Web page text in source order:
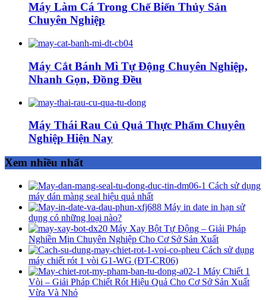
Máy Làm Cá Trong Chế Biến Thủy Sản
Chuyên Nghiệp
Máy Cắt Bánh Mì Tự Động Chuyên Nghiệp,
Nhanh Gọn, Đồng Đều
Máy Thái Rau Củ Quả Thực Phẩm Chuyên
Nghiệp Hiện Nay
Xem nhiều nhất
Cách sử dụng
máy dán màng seal hiệu quả nhất
Máy in date in hạn sử
dụng có những loại nào?
Máy Xay Bột Tự Động – Giải Pháp
Nghiền Mịn Chuyên Nghiệp Cho Cơ Sở Sản Xuất
Cách sử dụng
máy chiết rót 1 vòi G1-WG (ĐT-CR06)
Máy Chiết 1
Vòi – Giải Pháp Chiết Rót Hiệu Quả Cho Cơ Sở Sản Xuất
Vừa Và Nhỏ